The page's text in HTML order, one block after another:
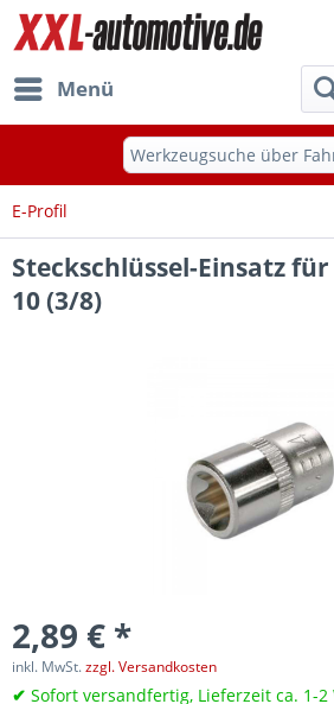
Menü
Werkzeugsuche über
E-Profil
Steckschlüssel-Einsatz für
10 (3/8)
2,89 € *
inkl. MwSt.zzgl. Versandkosten
✔ Sofort versandfertig, Lieferzeit ca. 1-2